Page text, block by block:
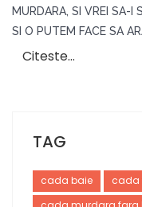
MURDARA, SI VREI SA-I
SI O PUTEM FACE SA
Citeste…
TAG
cada baie
cada